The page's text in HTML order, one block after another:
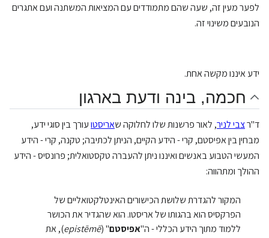
לפער מעין זה, שעה שהם מתמודדים עם המציאות המשתנה ועם אתגרים
הנובעים משינוי זה.
ידע איננו מקשה אחת.
חכמה, בינה ודעת בארגון
ד"רצבי לניר, לאור פרשנות שלו לחלוקה שאריסטועורך בין סוגי ידע,
מבחין בין אפיסטם, קרי - הידע הקיים, הניתן לכתיבה; טקנה, קרי - הידע
המעשי הטבוע באנשים ואיננו ניתן להעברה טקסטואלית; פרונסיס - הידע
ההולך ומתהווה:
המקור להגדרת שלושת הכישורים האינטלקטואליים של
הפרקסיס הוא בהגותו של אריסטו. הוא שהגדיר את הכושר
ללמוד מתוך הידע הכללי - ה"אפיסטם" (
epistēmē), את